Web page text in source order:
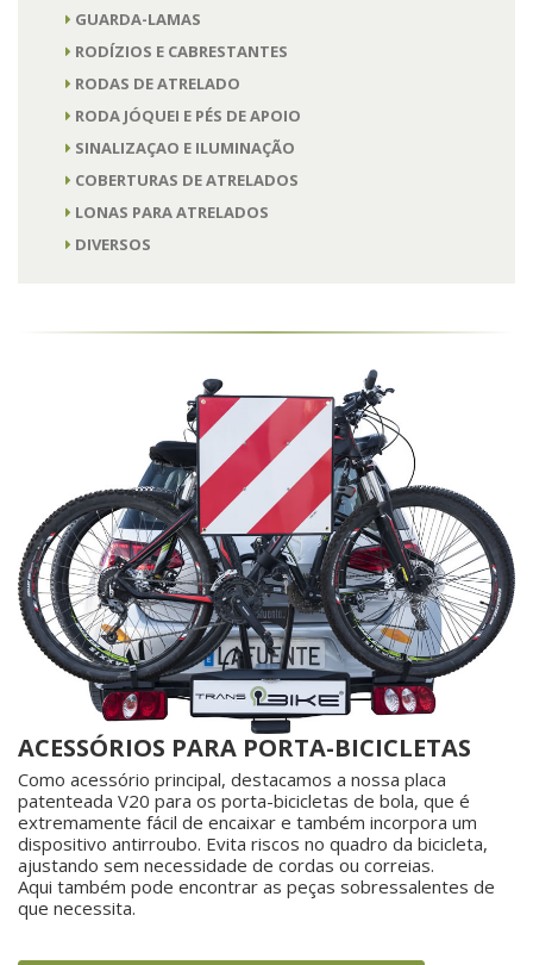
GUARDA-LAMAS
RODÍZIOS E CABRESTANTES
RODAS DE ATRELADO
RODA JÓQUEI E PÉS DE APOIO
SINALIZAÇAO E ILUMINAÇÃO
COBERTURAS DE ATRELADOS
LONAS PARA ATRELADOS
DIVERSOS
ACESSÓRIOS PARA PORTA-BICICLETAS
Como acessório principal, destacamos a nossa placa
patenteada V20 para os porta-bicicletas de bola, que é
extremamente fácil de encaixar e também incorpora um
dispositivo antirroubo. Evita riscos no quadro da bicicleta,
ajustando sem necessidade de cordas ou correias.
Aqui também pode encontrar as peças sobressalentes de
que necessita.